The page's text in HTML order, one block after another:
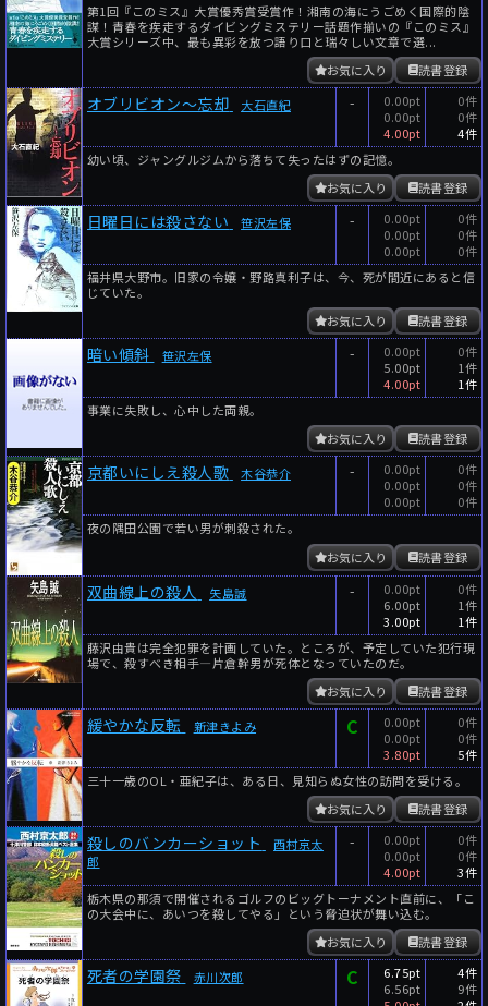
第1回『このミス』大賞優秀賞受賞作！湘南の海にうごめく国際的陰
謀！青春を疾走するダイビングミステリー話題作揃いの『このミス』
大賞シリーズ中、最も異彩を放つ語り口と瑞々しい文章で選...
読書登録
お気に入り
オブリビオン～忘却 大石直紀 -
0.00pt
0.00pt
4.00pt
0件
0件
4件
幼い頃、ジャングルジムから落ちて失ったはずの記憶。
読書登録
お気に入り
日曜日には殺さない 笹沢左保 -
0.00pt
0.00pt
0.00pt
0件
0件
0件
福井県大野市。旧家の令嬢・野路真利子は、今、死が間近にあると信
じていた。
読書登録
お気に入り
暗い傾斜 笹沢左保 -
0.00pt
5.00pt
4.00pt
0件
1件
1件
事業に失敗し、心中した両親。
読書登録
お気に入り
京都いにしえ殺人歌 木谷恭介 -
0.00pt
0.00pt
0.00pt
0件
0件
0件
夜の隅田公園で若い男が刺殺された。
読書登録
お気に入り
双曲線上の殺人 矢島誠 -
0.00pt
6.00pt
3.00pt
0件
1件
1件
藤沢由貴は完全犯罪を計画していた。ところが、予定していた犯行現
場で、殺すべき相手―片倉幹男が死体となっていたのだ。
読書登録
お気に入り
緩やかな反転 新津きよみ C
0.00pt
0.00pt
3.80pt
0件
0件
5件
三十一歳のOL・亜紀子は、ある日、見知らぬ女性の訪問を受ける。
読書登録
お気に入り
殺しのバンカーショット
西村京太
郎
-
0.00pt
0.00pt
4.00pt
0件
0件
3件
栃木県の那須で開催されるゴルフのビッグトーナメント直前に、「こ
の大会中に、あいつを殺してやる」という脅迫状が舞い込む。
読書登録
お気に入り
死者の学園祭 赤川次郎 C
6.75pt
6.56pt
4件
9件